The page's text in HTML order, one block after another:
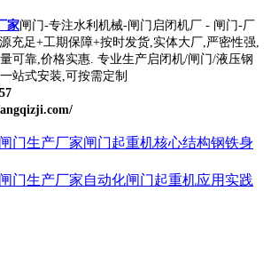
家闸门-专注水利机械-闸门启闭机厂 - 闸门-厂
充足+工期保障+按时发货,实体大厂,严密性强,
可靠,价格实惠. 专业生产启闭机/闸门/液压钢
站式安装,可按需定制
门生产厂家闸门起重机核心结构钢铁身
门生产厂家自动化闸门起重机应用实践